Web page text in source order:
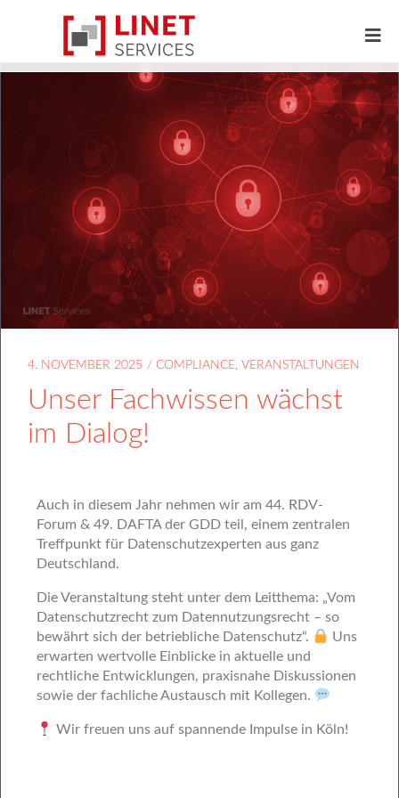
4. NOVEMBER 2025 / COMPLIANCE, VERANSTALTUNGEN
Unser Fachwissen wächst
im Dialog!
Auch in diesem Jahr nehmen wir am 44. RDV-
Forum & 49. DAFTA der GDD teil, einem zentralen
Treffpunkt für Datenschutzexperten aus ganz
Deutschland.
Die Veranstaltung steht unter dem Leitthema: „Vom
Datenschutzrecht zum Datennutzungsrecht – so
bewährt sich der betriebliche Datenschutz“.
Uns
erwarten wertvolle Einblicke in aktuelle und
rechtliche Entwicklungen, praxisnahe Diskussionen
sowie der fachliche Austausch mit Kollegen.
Wir freuen uns auf spannende Impulse in Köln!